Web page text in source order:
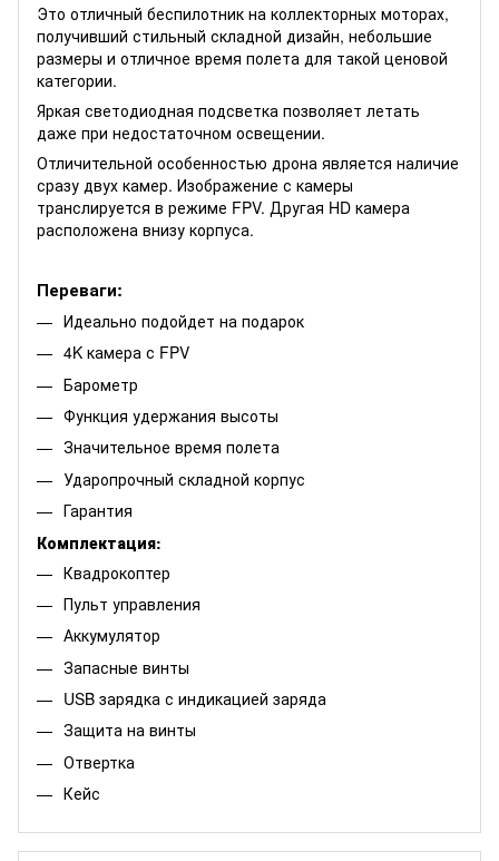
Это отличный беспилотник на коллекторных моторах,
получивший стильный складной дизайн, небольшие
размеры и отличное время полета для такой ценовой
категории.
Яркая светодиодная подсветка позволяет летать
даже при недостаточном освещении.
Отличительной особенностью дрона является наличие
сразу двух камер. Изображение с камеры
транслируется в режиме FPV. Другая HD камера
расположена внизу корпуса.
Переваги:
Идеально подойдет на подарок
4K камера с FPV
Барометр
Функция удержания высоты
Значительное время полета
Ударопрочный складной корпус
Гарантия
Комплектация:
Квадрокоптер
Пульт управления
Аккумулятор
Запасные винты
USB зарядка с индикацией заряда
Защита на винты
Отвертка
Кейс